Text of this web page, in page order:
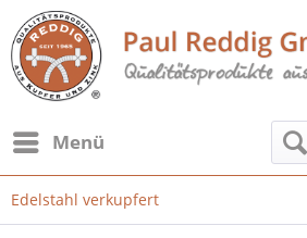
Menü
Edelstahl verkupfert